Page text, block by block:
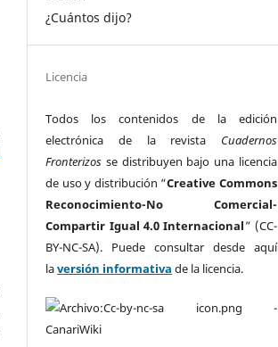
¿Cuántos dijo?
Licencia
Todos los contenidos de la edición
electrónica de la revista Cuadernos
Fronterizos se distribuyen bajo una licencia
de uso y distribución “Creative Commons
Reconocimiento-No Comercial-
Compartir Igual 4.0 Internacional” (CC-
BY-NC-SA). Puede consultar desde aquí
laversión informativa de la licencia.